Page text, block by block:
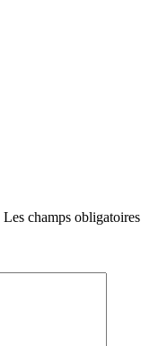
Les champs obligatoires